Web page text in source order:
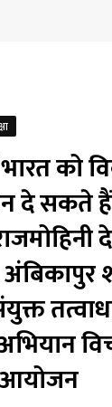
भारत को
दे सकते
आयोजन